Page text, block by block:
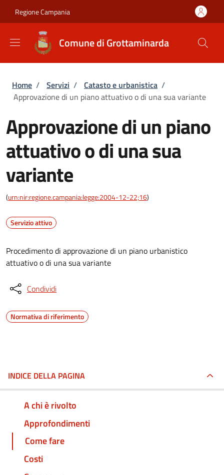
Regione Campania
Comune di Grottaminarda
Briciole di pane
Home / Servizi / Catasto e urbanistica /
Approvazione di un piano attuativo o di una sua variante
Approvazione di un piano
attuativo o di una sua
variante
(urn:nir:regione.campania:legge:2004-12-22;16)
Servizio attivo
Procedimento di approvazione di un piano urbanistico
attuativo o di una sua variante
Condividi
Normativa di riferimento
INDICE DELLA PAGINA
A chi è rivolto
Approfondimenti
Come fare
Costi